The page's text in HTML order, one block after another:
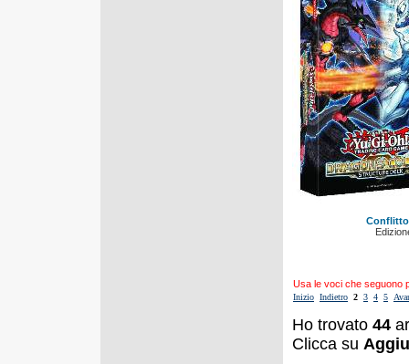
Usa le voci che seguono
Inizio Indietro 2 3 4 5
Ho trovato 44
Clicca su